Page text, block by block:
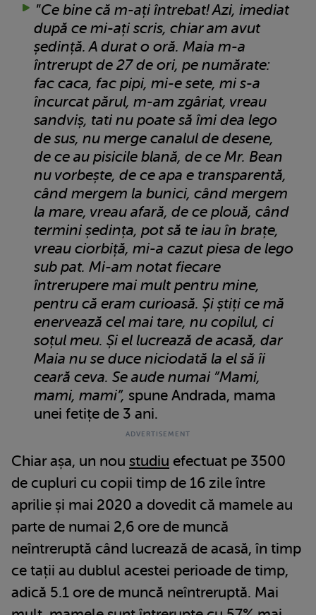
”Ce bine că m-ați întrebat! Azi, imediat
după ce mi-ați scris, chiar am avut
ședință. A durat o oră. Maia m-a
întrerupt de 27 de ori, pe numărate:
fac caca, fac pipi, mi-e sete, mi s-a
încurcat părul, m-am zgâriat, vreau
sandviș, tati nu poate să îmi dea lego
de sus, nu merge canalul de desene,
de ce au pisicile blană, de ce Mr. Bean
nu vorbește, de ce apa e transparentă,
când mergem la bunici, când mergem
la mare, vreau afară, de ce plouă, când
termini ședința, pot să te iau în brațe,
vreau ciorbiță, mi-a cazut piesa de lego
sub pat. Mi-am notat fiecare
întrerupere mai mult pentru mine,
pentru că eram curioasă. Și știți ce mă
enervează cel mai tare, nu copilul, ci
soțul meu. Și el lucrează de acasă, dar
Maia nu se duce niciodată la el să îi
ceară ceva. Se aude numai ”Mami,
mami, mami”, spune Andrada, mama
unei fetițe de 3 ani.
Chiar așa, un nou studiu efectuat pe 3500
de cupluri cu copii timp de 16 zile între
aprilie și mai 2020 a dovedit că mamele au
parte de numai 2,6 ore de muncă
neîntreruptă când lucrează de acasă, în timp
ce tații au dublul acestei perioade de timp,
adică 5.1 ore de muncă neîntreruptă. Mai